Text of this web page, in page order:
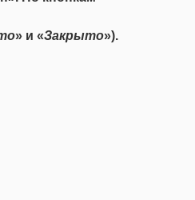
» и «Закрыто»).